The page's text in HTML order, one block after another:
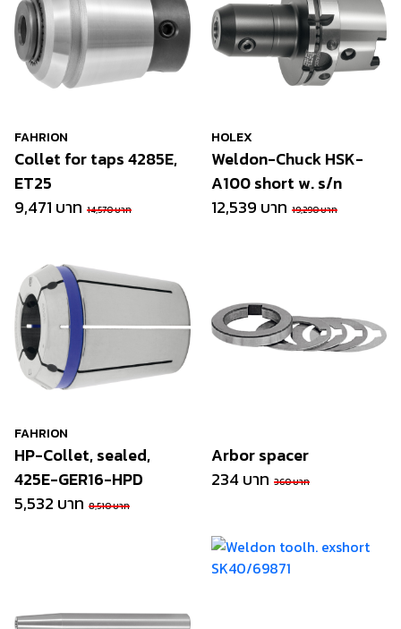
FAHRION
Collet for taps 4285E,
ET25
9,471 บาท 14,570 บาท
HOLEX
Weldon-Chuck HSK-
A100 short w. s/n
12,539 บาท 19,290 บาท
FAHRION
HP-Collet, sealed,
425E-GER16-HPD
5,532 บาท 8,510 บาท
Arbor spacer
234 บาท 360 บาท